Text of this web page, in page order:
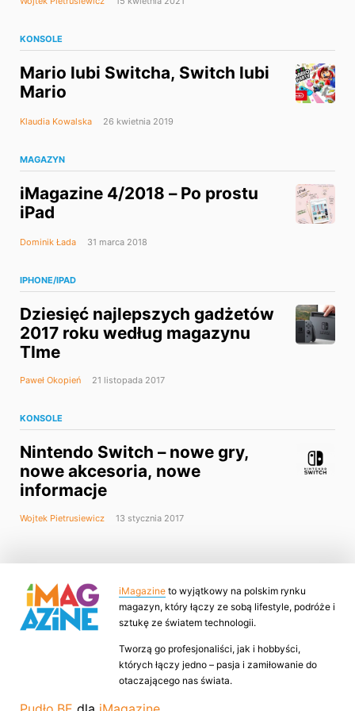
KONSOLE
Mario lubi Switcha, Switch lubi
Mario
Klaudia Kowalska 26 kwietnia 2019
MAGAZYN
iMagazine 4/2018 – Po prostu
iPad
Dominik Łada 31 marca 2018
IPHONE/IPAD
Dziesięć najlepszych gadżetów
2017 roku według magazynu
TIme
Paweł Okopień 21 listopada 2017
KONSOLE
Nintendo Switch – nowe gry,
nowe akcesoria, nowe
informacje
Wojtek Pietrusiewicz 13 stycznia 2017
iMagazine to wyjątkowy na polskim rynku
magazyn, który łączy ze sobą lifestyle, podróże i
sztukę ze światem technologii.
Tworzą go profesjonaliści, jak i hobbyści,
których łączy jedno – pasja i zamiłowanie do
otaczającego nas świata.